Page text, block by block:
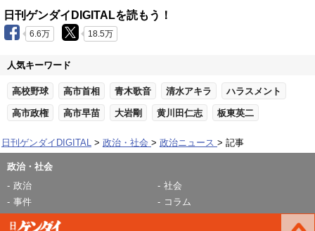
日刊ゲンダイDIGITALを読もう！
6.6万 18.5万
人気キーワード
高校野球 高市首相 青木歌音 清水アキラ ハラスメント
高市政権 高市早苗 大岩剛 黄川田仁志 板東英二
日刊ゲンダイDIGITAL 政治・社会 政治ニュース 記事
政治・社会
政治
社会
事件
コラム